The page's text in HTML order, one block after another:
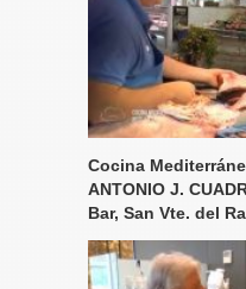
Cocina
ANTONIO J.
Bar, San Vte. del